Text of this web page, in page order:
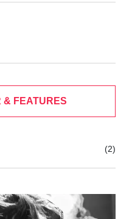
& FEATURES
(2)